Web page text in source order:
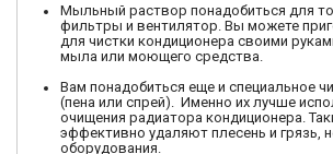
Мыльный раствор понадобиться для
фильтры и вентилятор. Вы можете
для чистки кондиционера своими
мыла или моющего средства.
Вам понадобиться еще и специальное
(пена или спрей). Именно их лучше
очищения радиатора кондиционера.
эффективно удаляют плесень и грязь,
оборудования.